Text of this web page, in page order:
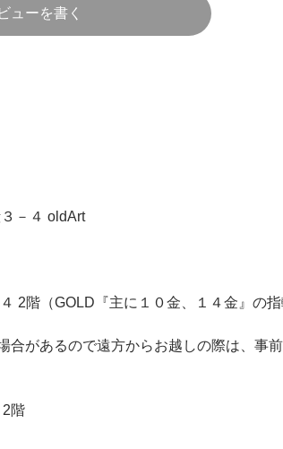
ューを書く
－４ oldArt
2階（GOLD『主に１０金、１４金』の指
があるので遠方からお越しの際は、事
階